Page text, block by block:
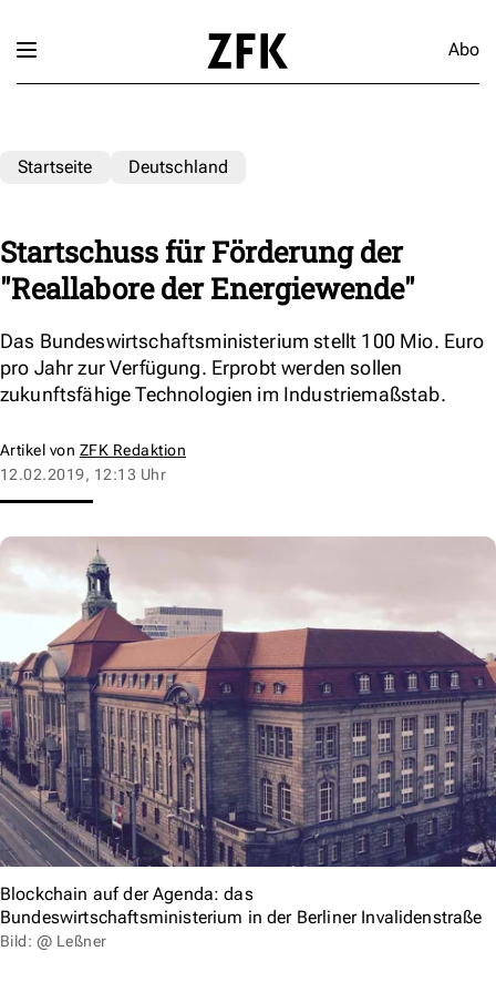
Abo
Startseite Deutschland
Startschuss für Förderung der
"Reallabore der Energiewende"
Das Bundeswirtschaftsministerium stellt 100 Mio. Euro
pro Jahr zur Verfügung. Erprobt werden sollen
zukunftsfähige Technologien im Industriemaßstab.
Artikel von ZFK Redaktion
12.02.2019, 12:13 Uhr
Blockchain auf der Agenda: das
Bundeswirtschaftsministerium in der Berliner Invalidenstraße
Bild: @ Leßner